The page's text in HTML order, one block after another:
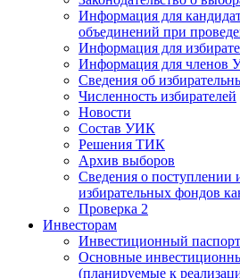
Информация для
объединений при
Информация для
Информация для членов
Сведения об
Численность избирателей
Новости
Состав УИК
Решения ТИК
Архив выборов
Сведения о поступлении
избирательных фондов
Проверка 2
Инвесторам
Инвестиционный паспорт
Основные
(планируемые к